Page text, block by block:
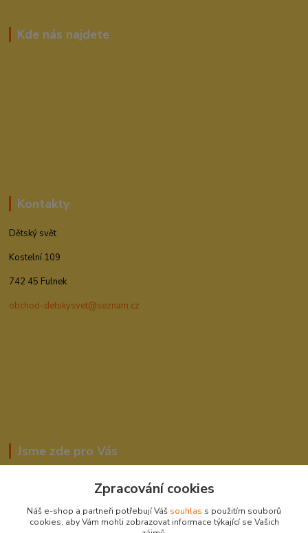
Kde nás najdete
Kontakty
Dětský svět
Kostelní 109
742 45 Fulnek
obchod-detskysvet@seznam.cz
Jsme zde pro Vás
604278943
Zpracování cookies
Náš e-shop a partneři potřebují Váš souhlas s použitím souborů
cookies, aby Vám mohli zobrazovat informace týkající se Vašich